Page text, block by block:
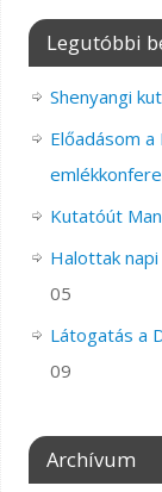
Legutóbbi
Shenyangi
Előadásom
Kutatóút
Halottak
05
Látogatás a
09
Archívum